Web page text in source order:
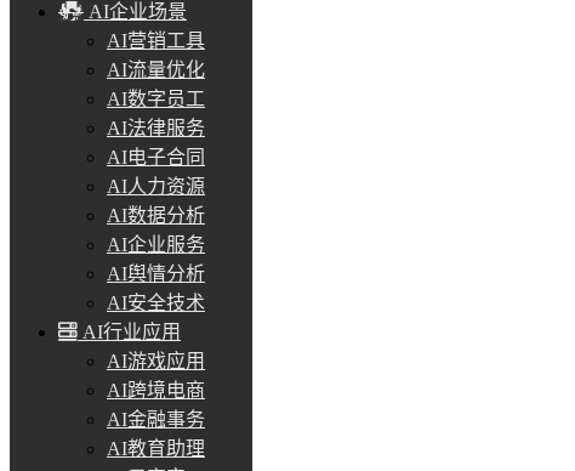
AI企业场景
AI营销工具
AI流量优化
AI数字员工
AI法律服务
AI电子合同
AI人力资源
AI数据分析
AI企业服务
AI舆情分析
AI安全技术
AI行业应用
AI游戏应用
AI跨境电商
AI金融事务
AI教育助理